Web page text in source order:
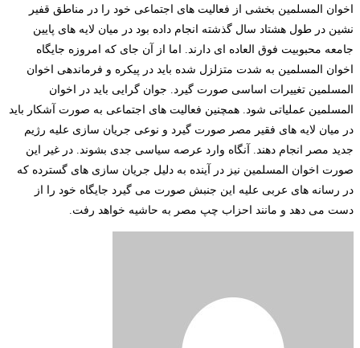
اخوان المسلمین بخشی از فعالیت های اجتماعی خود را در مناطق قفیر
نشین در طول هشتاد سال گذشته انجام داده بود در میان لایه های پایین
جامعه محبوبیت فوق العاده ای دارند. اما از آن جای که امروزه جایگاه
اخوان المسلمین به شدت متزلزل شده باید در پیکره و فرماندهی اخوان
المسلمین تغییرات اساسی صورت گیرد. جوان گرایی باید در اخوان
المسلمین عملیاتی شود. همچنین فعالیت های اجتماعی به صورت آشکار باید
در میان لایه های فقیر مصر صورت گیرد و نوعی جریان سازی علیه رژیم
جدید مصر انجام دهند. آنگاه وارد عرصه سیاسی جدی بشوند. در غیر این
صورت اخوان المسلمین نیز در آینده به دلیل جریان سازی های گسترده که
در رسانه های عربی علیه این جنبش صورت می گیرد جایگاه خود را از
دست می دهد و مانند احزاب چپ مصر به حاشیه خواهد رفت.